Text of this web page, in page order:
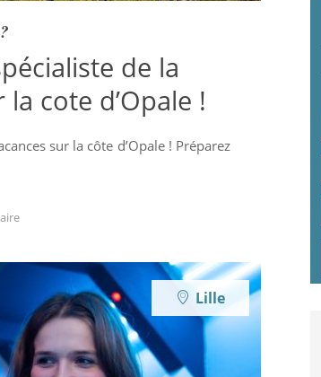
de la
cote d’Opale !
sur la côte d’Opale ! Préparez
Lille